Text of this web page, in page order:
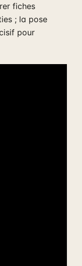
fiches
; la pose
pour